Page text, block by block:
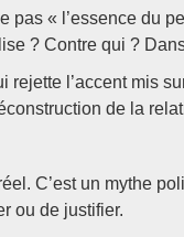
pas « l’essence du
? Contre qui ?
rejette l’accent mis
de la
C’est un mythe
ou de justifier.